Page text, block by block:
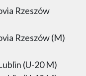
Rzeszów
Rzeszów (M)
(U-20 M)